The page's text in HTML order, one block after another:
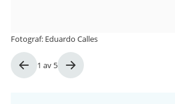
Bild
1 av 5
Fotograf: Eduardo Calles